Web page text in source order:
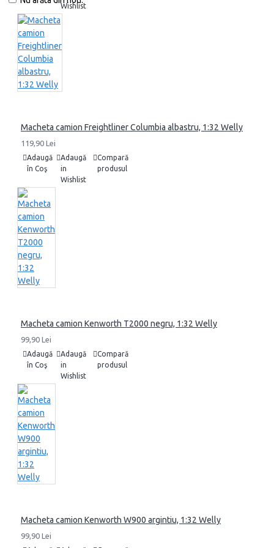
Wishlist
Macheta camion Freightliner Columbia albastru, 1:32 Welly
119,90 Lei
Adaugă
în Coş
Adaugă
in
Wishlist
Compară
produsul
Macheta camion Kenworth T2000 negru, 1:32 Welly
99,90 Lei
Adaugă
în Coş
Adaugă
in
Wishlist
Compară
produsul
Macheta camion Kenworth W900 argintiu, 1:32 Welly
99,90 Lei